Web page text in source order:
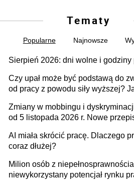
Tematy
Popularne Najnowsze
Sierpień 2026: dni wolne i godziny
Czy upał może być podstawą do
od pracy z powodu siły wyższej?
Zmiany w mobbingu i
od 5 listopada 2026 r. Nowe
Ustaw
AI miała skrócić pracę. Dlaczego
coraz dłużej?
Milion osób z
niewykorzystany potencjał rynku